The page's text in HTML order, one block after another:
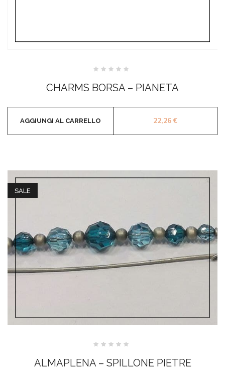
su
5
CHARMS BORSA – PIANETA
22,26€
AGGIUNGI AL CARRELLO
SALE
su
5
ALMAPLENA – SPILLONE PIETRE